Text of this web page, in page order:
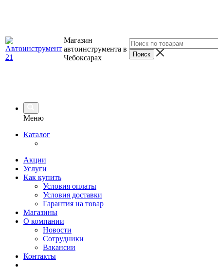
Магазин
автоинструмента в
Чебоксарах
Меню
Каталог
Акции
Услуги
Как купить
Условия оплаты
Условия доставки
Гарантия на товар
Магазины
О компании
Новости
Сотрудники
Вакансии
Контакты